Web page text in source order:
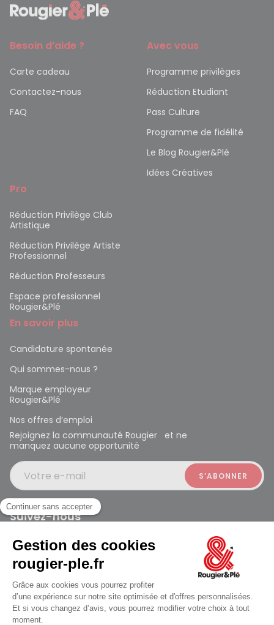
Besoin d’aide ?
Carte cadeau
Contactez-nous
FAQ
Avec vous
Programme privilèges
Réduction Etudiant
Pass Culture
Programme de fidélité
Le Blog Rougier&Plé
Idées Créatives
Pro
Réduction Privilège Club
Artistique
Réduction Privilège Artiste
Professionnel
Réduction Professeurs
Espace professionnel
Rougier&Plé
En savoir plus
Candidature spontanée
Qui sommes-nous ?
Marque employeur
Rougier&Plé
Nos offres d’emploi
Rejoignez la communauté Rougier et ne
manquez aucune opportunité
Votre e-mail
Suivez-nous
Rougier et Plé 2024 Copyright